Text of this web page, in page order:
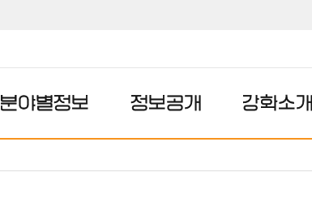
분야별정보 정보공개 강화소개